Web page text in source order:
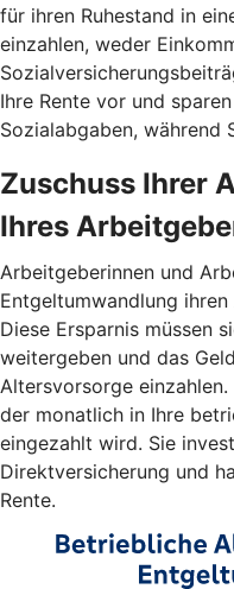
für ihren Ruhestand in
einzahlen, weder
Ihre Rente vor und
Sozialabgaben, während
Zuschuss Ihrer
Ihres
Arbeitgeberinnen und
Entgeltumwandlung
Diese Ersparnis müssen
weitergeben und das
Altersvorsorge
der monatlich in Ihre
eingezahlt wird. Sie
Direktversicherung und
Rente.